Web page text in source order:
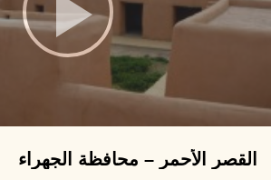
القصر الأحمر – محافظة الجهراء